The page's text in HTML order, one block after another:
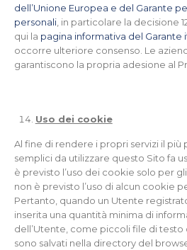
dell’Unione Europea e del Garante
personali , in particolare la decisione
qui la pagina informativa del Garante
occorre ulteriore consenso. Le
garantiscono la propria adesione al
Uso dei cookie
Al fine di rendere i propri servizi il più
semplici da utilizzare questo Sito fa
è previsto l’uso dei cookie solo per
non è previsto l’uso di alcun cookie
Pertanto, quando un Utente
inserita una quantità minima di
dell’Utente, come piccoli file di testo
sono salvati nella directory del